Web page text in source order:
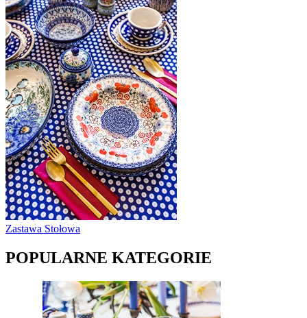
Zastawa Stołowa
POPULARNE KATEGORIE